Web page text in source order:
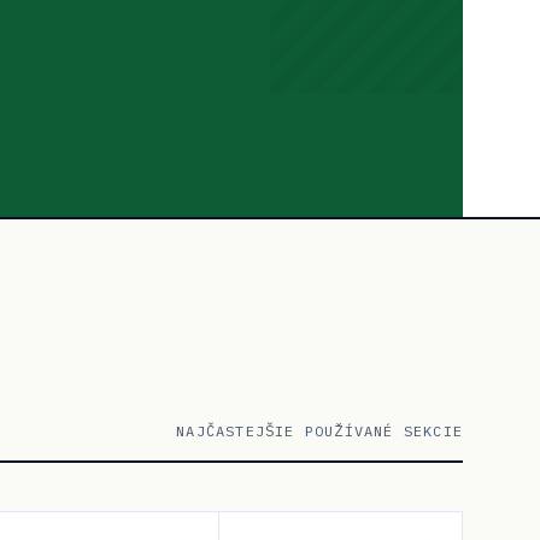
NAJČASTEJŠIE POUŽÍVANÉ SEKCIE